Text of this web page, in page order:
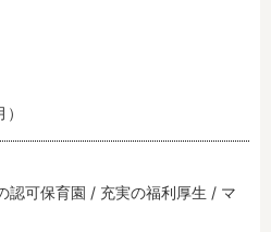
可保育園 / 充実の福利厚生 / マ